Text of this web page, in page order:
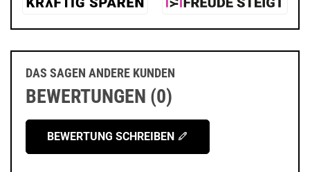
DAS SAGEN ANDERE KUNDEN
BEWERTUNGEN (0)
BEWERTUNG SCHREIBEN